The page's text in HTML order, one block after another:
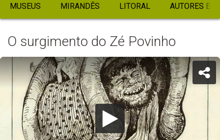
MUSEUS MIRANDÊS LITORAL AUTORES
O surgimento do Zé Povinho